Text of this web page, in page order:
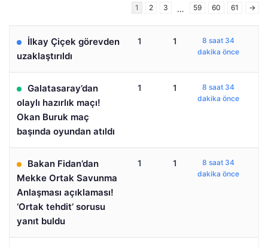
1 2 3 … 59 60 61 →
İlkay Çiçek görevden
uzaklaştırıldı
1 1
8 saat 34
dakika önce
Galatasaray’dan
olaylı hazırlık maçı!
Okan Buruk maç
başında oyundan atıldı
1 1
8 saat 34
dakika önce
Bakan Fidan’dan
Mekke Ortak Savunma
Anlaşması açıklaması!
‘Ortak tehdit’ sorusu
yanıt buldu
1 1
8 saat 34
dakika önce